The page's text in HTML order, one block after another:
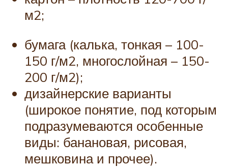
м2;
бумага (калька, тонкая – 100-
150 г/м2, многослойная – 150-
200 г/м2);
дизайнерские варианты
(широкое понятие, под которым
подразумеваются особенные
виды: банановая, рисовая,
мешковина и прочее).